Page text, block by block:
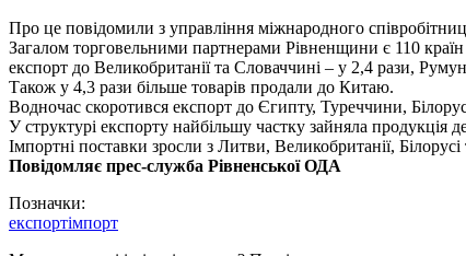
Про це повідомили з управління міжнародного
Загалом торговельними партнерами Рівненщини є 110
експорт до Великобританії та Словаччині – у 2,4 рази,
Також у 4,3 рази більше товарів продали до Китаю.
Водночас скоротився експорт до Єгипту, Туреччини,
У структурі експорту найбільшу частку зайняла продукція
Імпортні поставки зросли з Литви, Великобританії, Білорусі
Повідомляє прес-служба Рівненської ОДА
Позначки:
експортімпорт